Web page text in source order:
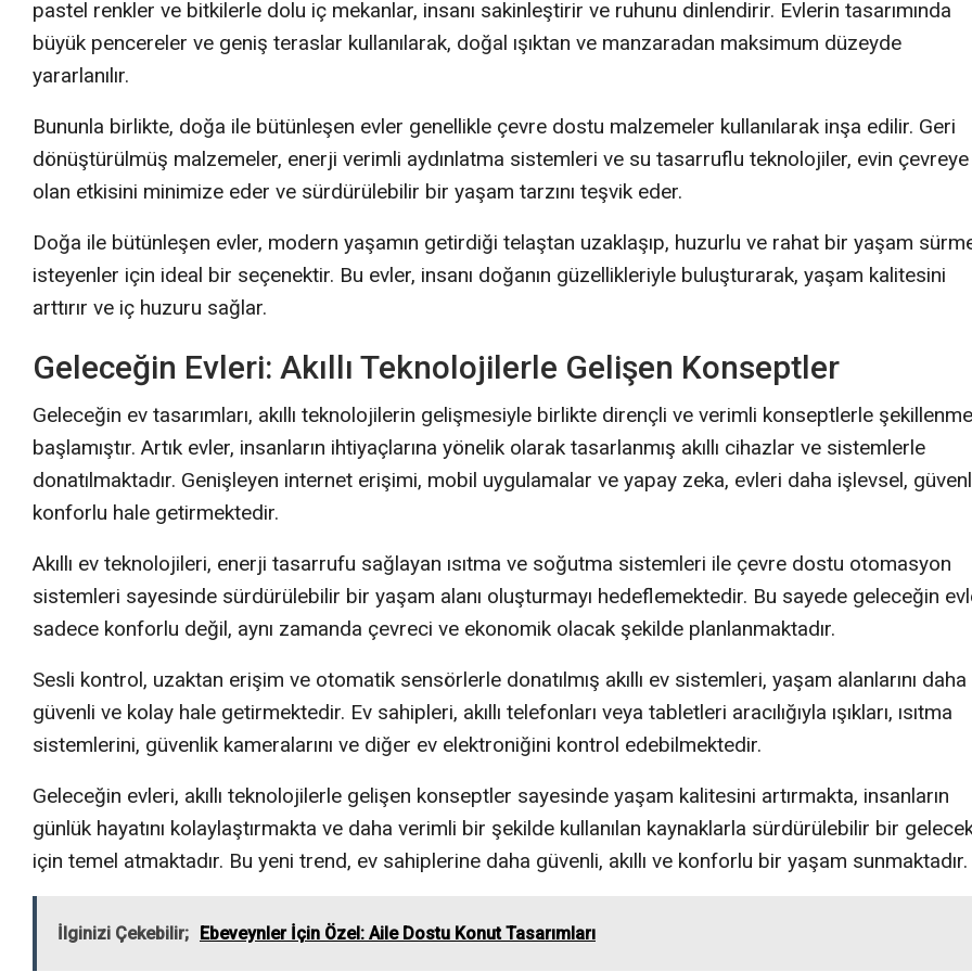
pastel renkler ve bitkilerle dolu iç mekanlar, insanı sakinleştirir ve ruhunu dinlendirir. Evlerin tasarımında
büyük pencereler ve geniş teraslar kullanılarak, doğal ışıktan ve manzaradan maksimum düzeyde
yararlanılır.
Bununla birlikte, doğa ile bütünleşen evler genellikle çevre dostu malzemeler kullanılarak inşa edilir. Geri
dönüştürülmüş malzemeler, enerji verimli aydınlatma sistemleri ve su tasarruflu teknolojiler, evin çevreye
olan etkisini minimize eder ve sürdürülebilir bir yaşam tarzını teşvik eder.
Doğa ile bütünleşen evler, modern yaşamın getirdiği telaştan uzaklaşıp, huzurlu ve rahat bir yaşam
isteyenler için ideal bir seçenektir. Bu evler, insanı doğanın güzellikleriyle buluşturarak, yaşam kalitesini
arttırır ve iç huzuru sağlar.
Geleceğin Evleri: Akıllı Teknolojilerle Gelişen Konseptler
Geleceğin ev tasarımları, akıllı teknolojilerin gelişmesiyle birlikte dirençli ve verimli konseptlerle
başlamıştır. Artık evler, insanların ihtiyaçlarına yönelik olarak tasarlanmış akıllı cihazlar ve sistemlerle
donatılmaktadır. Genişleyen internet erişimi, mobil uygulamalar ve yapay zeka, evleri daha işlevsel,
konforlu hale getirmektedir.
Akıllı ev teknolojileri, enerji tasarrufu sağlayan ısıtma ve soğutma sistemleri ile çevre dostu otomasyon
sistemleri sayesinde sürdürülebilir bir yaşam alanı oluşturmayı hedeflemektedir. Bu sayede geleceğin
sadece konforlu değil, aynı zamanda çevreci ve ekonomik olacak şekilde planlanmaktadır.
Sesli kontrol, uzaktan erişim ve otomatik sensörlerle donatılmış akıllı ev sistemleri, yaşam alanlarını daha
güvenli ve kolay hale getirmektedir. Ev sahipleri, akıllı telefonları veya tabletleri aracılığıyla ışıkları, ısıtma
sistemlerini, güvenlik kameralarını ve diğer ev elektroniğini kontrol edebilmektedir.
Geleceğin evleri, akıllı teknolojilerle gelişen konseptler sayesinde yaşam kalitesini artırmakta, insanların
günlük hayatını kolaylaştırmakta ve daha verimli bir şekilde kullanılan kaynaklarla sürdürülebilir bir
için temel atmaktadır. Bu yeni trend, ev sahiplerine daha güvenli, akıllı ve konforlu bir yaşam sunmaktadır.
İlginizi Çekebilir; Ebeveynler İçin Özel: Aile Dostu Konut Tasarımları